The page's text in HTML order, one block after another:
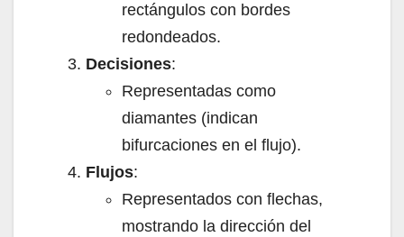
rectángulos con bordes
redondeados.
Decisiones:
Representadas como
diamantes (indican
bifurcaciones en el flujo).
Flujos:
Representados con flechas,
mostrando la dirección del